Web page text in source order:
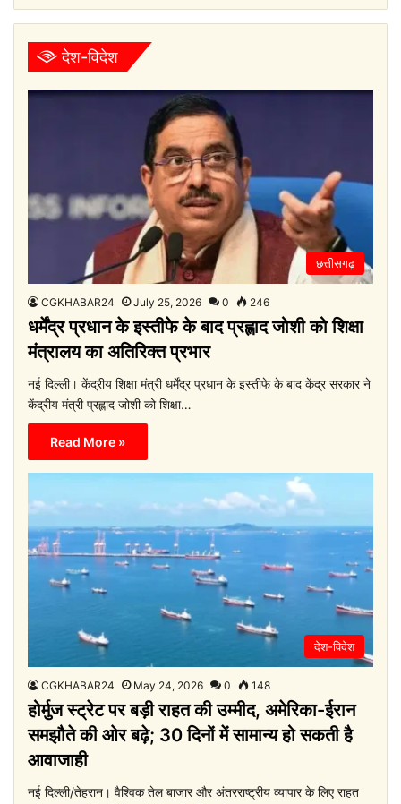
देश-विदेश
छत्तीसगढ़
CGKHABAR24 July 25, 2026 0 246
धर्मेंद्र प्रधान के इस्तीफे के बाद प्रह्लाद जोशी को शिक्षा
मंत्रालय का अतिरिक्त प्रभार
नई दिल्ली। केंद्रीय शिक्षा मंत्री धर्मेंद्र प्रधान के इस्तीफे के बाद केंद्र सरकार ने
केंद्रीय मंत्री प्रह्लाद जोशी को शिक्षा…
Read More »
देश-विदेश
CGKHABAR24 May 24, 2026 0 148
होर्मुज स्ट्रेट पर बड़ी राहत की उम्मीद, अमेरिका-ईरान
समझौते की ओर बढ़े; 30 दिनों में सामान्य हो सकती है
आवाजाही
नई दिल्ली/तेहरान। वैश्विक तेल बाजार और अंतरराष्ट्रीय व्यापार के लिए राहत